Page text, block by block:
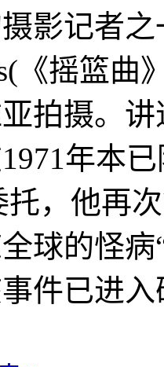
影记者
《摇篮曲
拍摄。
年本
托，他再
球的怪
件已进